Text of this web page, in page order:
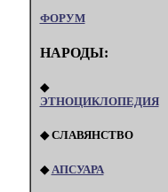
ФОРУМ
НАРОДЫ:
◆
ЭТНОЦИКЛОПЕДИЯ
◆ СЛАВЯНСТВО
◆ АПСУАРА